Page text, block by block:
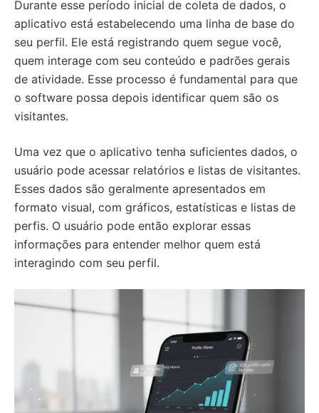
Durante esse período inicial de coleta de dados, o
aplicativo está estabelecendo uma linha de base do
seu perfil. Ele está registrando quem segue você,
quem interage com seu conteúdo e padrões gerais
de atividade. Esse processo é fundamental para que
o software possa depois identificar quem são os
visitantes.
Uma vez que o aplicativo tenha suficientes dados, o
usuário pode acessar relatórios e listas de visitantes.
Esses dados são geralmente apresentados em
formato visual, com gráficos, estatísticas e listas de
perfis. O usuário pode então explorar essas
informações para entender melhor quem está
interagindo com seu perfil.